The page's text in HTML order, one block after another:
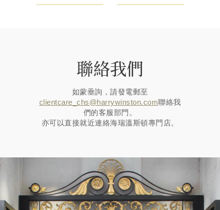
聯絡我們
如蒙垂詢，請發電郵至
clientcare_chs@harrywinston.com聯絡我
們的客服部門。
亦可以直接就近連絡海瑞溫斯頓專門店。